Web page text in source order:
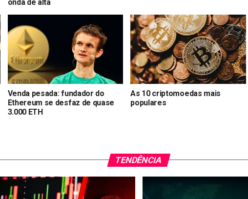
onda de alta
Venda pesada: fundador do
Ethereum se desfaz de quase
3.000 ETH
As 10 criptomoedas mais
populares
TENDÊNCIA